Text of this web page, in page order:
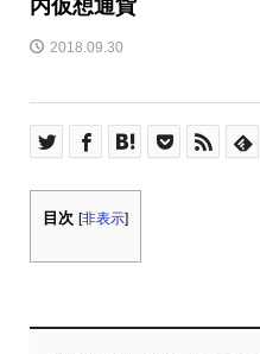
2018.09.30
目次 [非表示]